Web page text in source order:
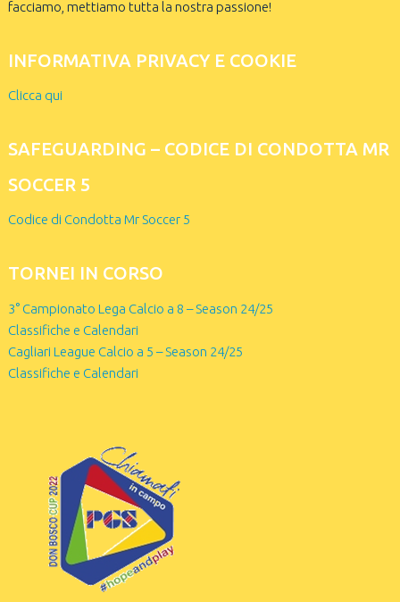
facciamo, mettiamo tutta la nostra passione!
INFORMATIVA PRIVACY E COOKIE
Clicca qui
SAFEGUARDING – CODICE DI CONDOTTA MR
SOCCER 5
Codice di Condotta Mr Soccer 5
TORNEI IN CORSO
3° Campionato Lega Calcio a 8 – Season 24/25
Classifiche e Calendari
Cagliari League Calcio a 5 – Season 24/25
Classifiche e Calendari